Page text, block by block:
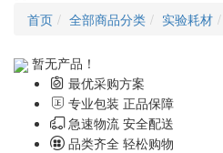
首页 全部商品分类 实验耗材
暂无产品！
最优采购方案
专业包装 正品保障
急速物流 安全配送
品类齐全 轻松购物